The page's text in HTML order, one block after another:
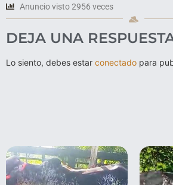
Anuncio visto 2956 veces
DEJA UNA
Lo siento, debes estar conectado para